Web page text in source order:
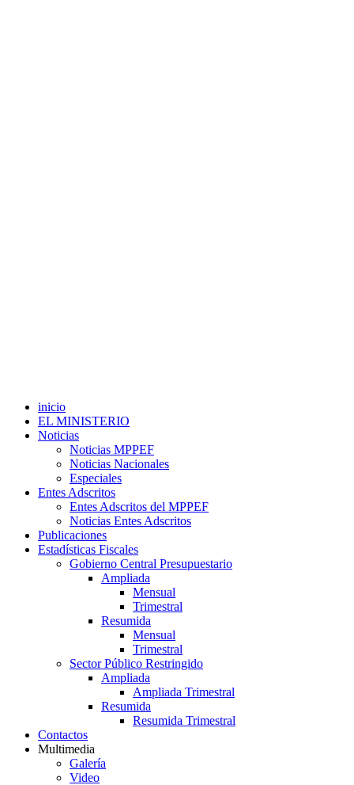
inicio
EL MINISTERIO
Noticias
Noticias MPPEF
Noticias Nacionales
Especiales
Entes Adscritos
Entes Adscritos del MPPEF
Noticias Entes Adscritos
Publicaciones
Estadísticas Fiscales
Gobierno Central Presupuestario
Ampliada
Mensual
Trimestral
Resumida
Mensual
Trimestral
Sector Público Restringido
Ampliada
Ampliada Trimestral
Resumida
Resumida Trimestral
Contactos
Multimedia
Galería
Video